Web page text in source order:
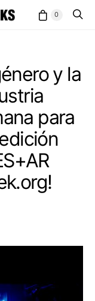
0
y la
para